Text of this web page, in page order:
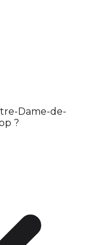
Dame-de-
?